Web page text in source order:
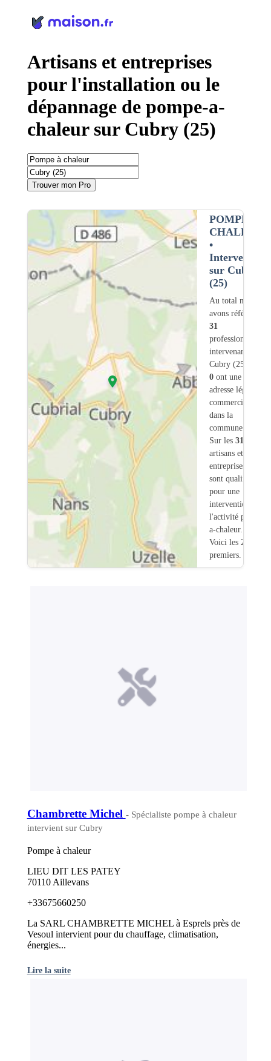
Artisans et entreprises
pour l'installation ou le
dépannage de pompe-a-
chaleur sur Cubry (25)
Trouver mon Pro
POMPE À
CHALEUR
•
Intervention
sur Cubry
(25)
Au total nous
avons référencé
31
professionnels
intervenant sur
Cubry (25) dont
0ont une
adresse légale ou
commerciale
dans la
commune.
Sur les 31
artisans et
entreprises
sont qualifiés
pour une
intervention sur
l'activité pompe-
a-chaleur.
Voici les 20
premiers.
Chambrette Michel - Spécialiste pompe à chaleur
intervient sur Cubry
Pompe à chaleur
LIEU DIT LES PATEY
70110 Aillevans
+33675660250
La SARL CHAMBRETTE MICHEL à Esprels près de
Vesoul intervient pour du chauffage, climatisation,
énergies...
Lire la suite